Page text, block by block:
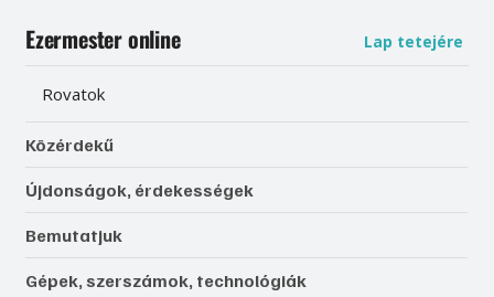
Ezermester online Lap tetejére
Rovatok
Közérdekű
Újdonságok, érdekességek
Bemutatjuk
Gépek, szerszámok, technológiák